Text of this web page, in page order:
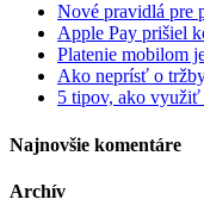
Nové pravidlá pre
Apple Pay prišiel
Platenie mobilom
Ako neprísť o
5 tipov, ako využiť
Najnovšie komentáre
Archív